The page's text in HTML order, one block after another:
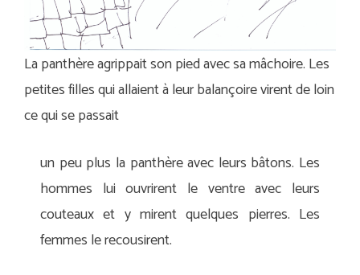
La panthère agrippait son pied avec sa mâchoire. Les
petites filles qui allaient à leur balançoire virent de loin
ce qui se passait
un peu plus la panthère avec leurs bâtons. Les
hommes lui ouvrirent le ventre avec leurs
couteaux et y mirent quelques pierres. Les
femmes le recousirent.